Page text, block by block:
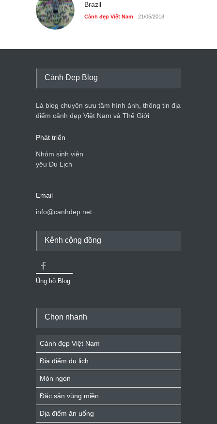
Brazil
Cảnh đẹp Việt Nam 21/05/2018
Cảnh Đẹp Blog
Là blog chuyên sưu tầm hình ảnh, thông tin địa
điểm cảnh đẹp Việt Nam và Thế Giới
Phát triển
Nhóm sinh viên
yêu Du Lịch
Email
info@canhdep.net
Kênh cộng đồng
Ủng hộ Blog
Chọn nhanh
Cảnh đẹp Việt Nam
Địa điểm du lịch
Món ngon
Đặc sản vùng miền
Địa điểm ăn uống